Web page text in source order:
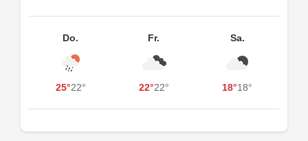
Do.
25°22°
Fr.
22°22°
Sa.
18°18°